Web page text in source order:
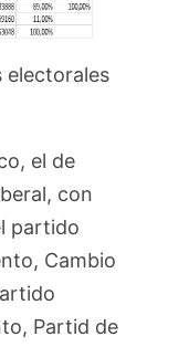
electorales
el de
con
partido
Cambio
Partid de